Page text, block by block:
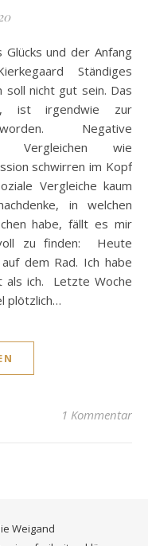
Ständiges
soll nicht gut sein. Das
ist irgendwie zur
Negative
Vergleichen wie
schwirren im Kopf
Vergleiche kaum
in welchen
habe, fällt es mir
zu finden: Heute
dem Rad. Ich habe
ich. Letzte Woche
plötzlich…
1 Kommentar
Weigand